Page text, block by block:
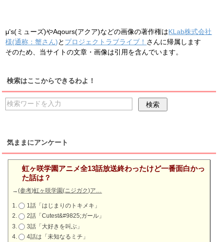
μ's(ミューズ)やAqours(アクア)などの画像の著作権はKLab株式会社
様(通称：蟹さん)と プロジェクトラブライブ！ さんに帰属します
そのため、当サイトの文章・画像は引用を含んでいます。
検索はここからできるわよ！
気ままにアンケート
虹ヶ咲学園アニメ全13話放送終わったけど一番面白かっ
た話は？
→(参考)虹ヶ咲学園(ニジガク)ア…
1話「はじまりのトキメキ」
2話「Cutest&#9825;ガール」
3話「大好きを叫ぶ」
4話は「未知なるミチ」